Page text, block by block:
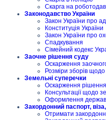
Скарга на
Законодавство України
Закон України про
Конституція України
Закон України про
Спадкування
Сімейний кодекс
Заочне рішення суду
Оскарження
Розміри зборів
Земельні суперечки
Оскарження
Консультації щодо
Оформлення
Закордонний паспорт,
Отримати